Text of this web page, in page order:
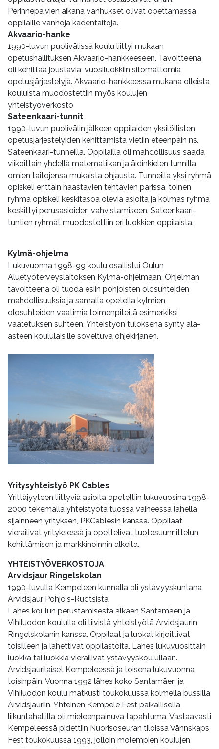
Perinnepäivien aikana vanhukset olivat opettamassa
oppilaille vanhoja kädentaitoja.
Akvaario-hanke
1990-luvun puolivälissä koulu liittyi mukaan
opetushallituksen Akvaario-hankkeeseen. Tavoitteena
oli kehittää joustavia, vuosiluokkiin sitomattomia
opetusjärjestelyjä. Akvaario-hankkeessa mukana olleista
kouluista muodostettiin myös koulujen
yhteistyöverkosto
Sateenkaari-tunnit
1990-luvun puolivälin jälkeen oppilaiden yksilöllisten
opetusjärjestelyiden kehittämistä vietiin eteenpäin ns.
Sateenkaari-tunneilla. Oppilailla oli mahdollisuus saada
viikoittain yhdellä matematiikan ja äidinkielen tunnilla
omien taitojensa mukaista ohjausta. Tunneilla yksi ryhmä
opiskeli erittäin haastavien tehtävien parissa, toinen
ryhmä opiskeli keskitasoa olevia asioita ja kolmas ryhmä
keskittyi perusasioiden vahvistamiseen. Sateenkaari-
tuntien ryhmät muodostettiin eri luokkien oppilaista.
Kylmä-ohjelma
Lukuvuonna 1998-99 koulu osallistui Oulun
Aluetyöterveyslaitoksen Kylmä-ohjelmaan. Ohjelman
tavoitteena oli tuoda esiin pohjoisten olosuhteiden
mahdollisuuksia ja samalla opetella kylmien
olosuhteiden vaatimia toimenpiteitä esimerkiksi
vaatetuksen suhteen. Yhteistyön tuloksena synty ala-
asteen koululaisille soveltuva ohjekirjanen.
Yritysyhteistyö PK Cables
Yrittäjyyteen liittyviä asioita opeteltiin lukuvuosina 1998-
2000 tekemällä yhteistyötä tuossa vaiheessa lähellä
sijainneen yrityksen, PKCablesin kanssa. Oppilaat
vierailivat yrityksessä ja opettelivat tuotesuunnittelun,
kehittämisen ja markkinoinnin alkeita.
YHTEISTYÖVERKOSTOJA
Arvidsjaur Ringelskolan
1990-luvulla Kempeleen kunnalla oli ystävyyskuntana
Arvidsjaur Pohjois-Ruotsista.
Lähes koulun perustamisesta alkaen Santamäen ja
Vihiluodon koululla oli tiivistä yhteistyötä Arvidsjaurin
Ringelskolanin kanssa. Oppilaat ja luokat kirjoittivat
toisilleen ja lähettivät oppilastöitä. Lähes lukuvuosittain
luokka tai luokkia vierailivat ystävyyskoulullaan.
Arvidsjaurilaiset Kempeleessä ja toisena lukuvuonna
toisinpäin. Vuonna 1992 lähes koko Santamäen ja
Vihiluodon koulu matkusti toukokuussa kolmella bussilla
Arvidsjauriin. Yhteinen Kempele Fest paikallisella
liikuntahallilla oli mieleenpainuva tapahtuma. Vastaavasti
Kempeleessä pidettiin Nuorisoseuran tiloissa Vännskaps
Fest toukokuussa 1993, jolloin molempien koulujen